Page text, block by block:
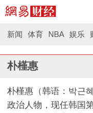
新闻 体育 NBA 娱乐
朴槿惠
朴槿惠（韩语：박근
政治人物，现任韩国